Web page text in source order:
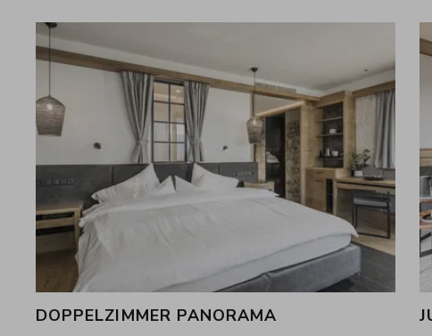
DOPPELZIMMER PANORAMA